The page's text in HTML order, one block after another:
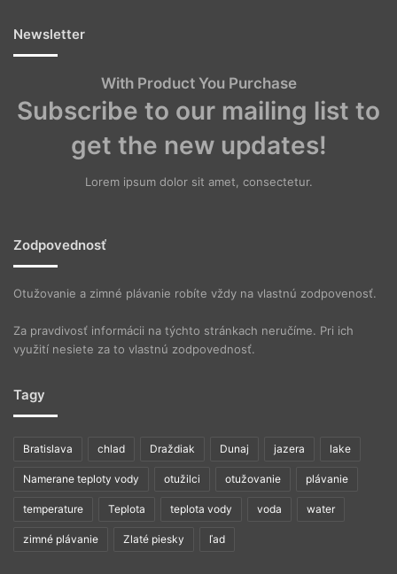
Newsletter
With Product You Purchase
Subscribe to our mailing list to
get the new updates!
Lorem ipsum dolor sit amet, consectetur.
Zodpovednosť
Otužovanie a zimné plávanie robíte vždy na vlastnú zodpovenosť.
Za pravdivosť informácii na týchto stránkach neručíme. Pri ich
využití nesiete za to vlastnú zodpovednosť.
Tagy
Bratislava chlad Draždiak Dunaj jazera lake
Namerane teploty vody otužilci otužovanie plávanie
temperature Teplota teplota vody voda water
zimné plávanie Zlaté piesky ľad